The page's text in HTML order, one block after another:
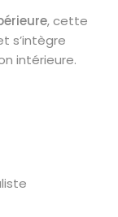
, cette
s’intègre
intérieure.